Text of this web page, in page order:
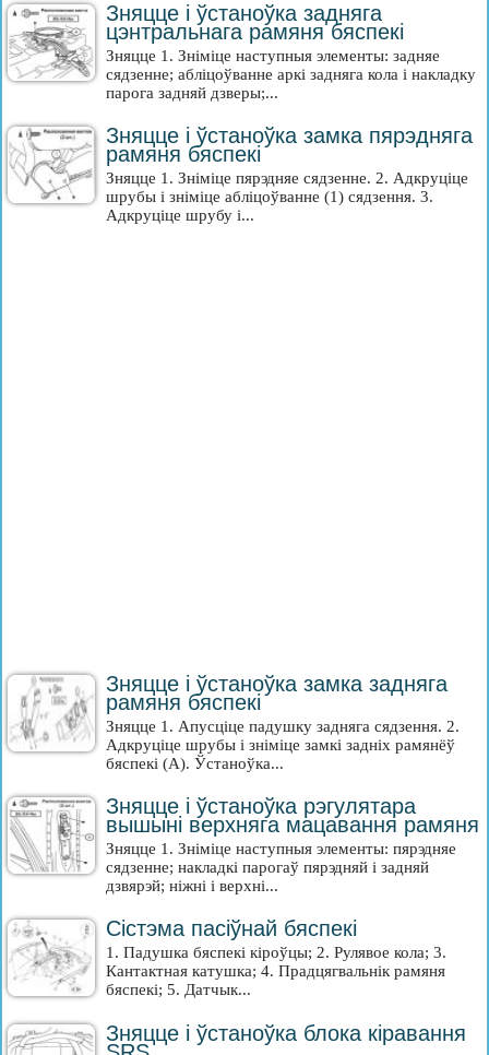
Зняцце і ўстаноўка задняга
цэнтральнага рамяня бяспекі
Зняцце 1. Зніміце наступныя элементы: задняе
сядзенне; абліцоўванне аркі задняга кола і накладку
парога задняй дзверы;...
Зняцце і ўстаноўка замка пярэдняга
рамяня бяспекі
Зняцце 1. Зніміце пярэдняе сядзенне. 2. Адкруціце
шрубы і зніміце абліцоўванне (1) сядзення. 3.
Адкруціце шрубу і...
Зняцце і ўстаноўка замка задняга
рамяня бяспекі
Зняцце 1. Апусціце падушку задняга сядзення. 2.
Адкруціце шрубы і зніміце замкі задніх рамянёў
бяспекі (А). Ўстаноўка...
Зняцце і ўстаноўка рэгулятара
вышыні верхняга мацавання рамяня
Зняцце 1. Зніміце наступныя элементы: пярэдняе
сядзенне; накладкі парогаў пярэдняй і задняй
дзвярэй; ніжні і верхні...
Сістэма пасіўнай бяспекі
1. Падушка бяспекі кіроўцы; 2. Рулявое кола; 3.
Кантактная катушка; 4. Прадцягвальнік рамяня
бяспекі; 5. Датчык...
Зняцце і ўстаноўка блока кіравання